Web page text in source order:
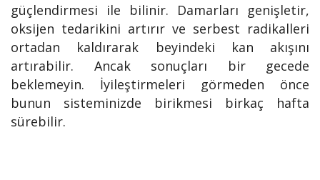
güçlendirmesi ile bilinir. Damarları genişletir,
oksijen tedarikini artırır ve serbest radikalleri
ortadan kaldırarak beyindeki kan akışını
artırabilir. Ancak sonuçları bir gecede
beklemeyin. İyileştirmeleri görmeden önce
bunun sisteminizde birikmesi birkaç hafta
sürebilir.